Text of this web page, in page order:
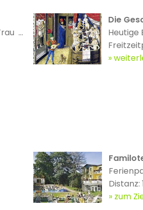
...
Die
Heutige
Distanz:
zum